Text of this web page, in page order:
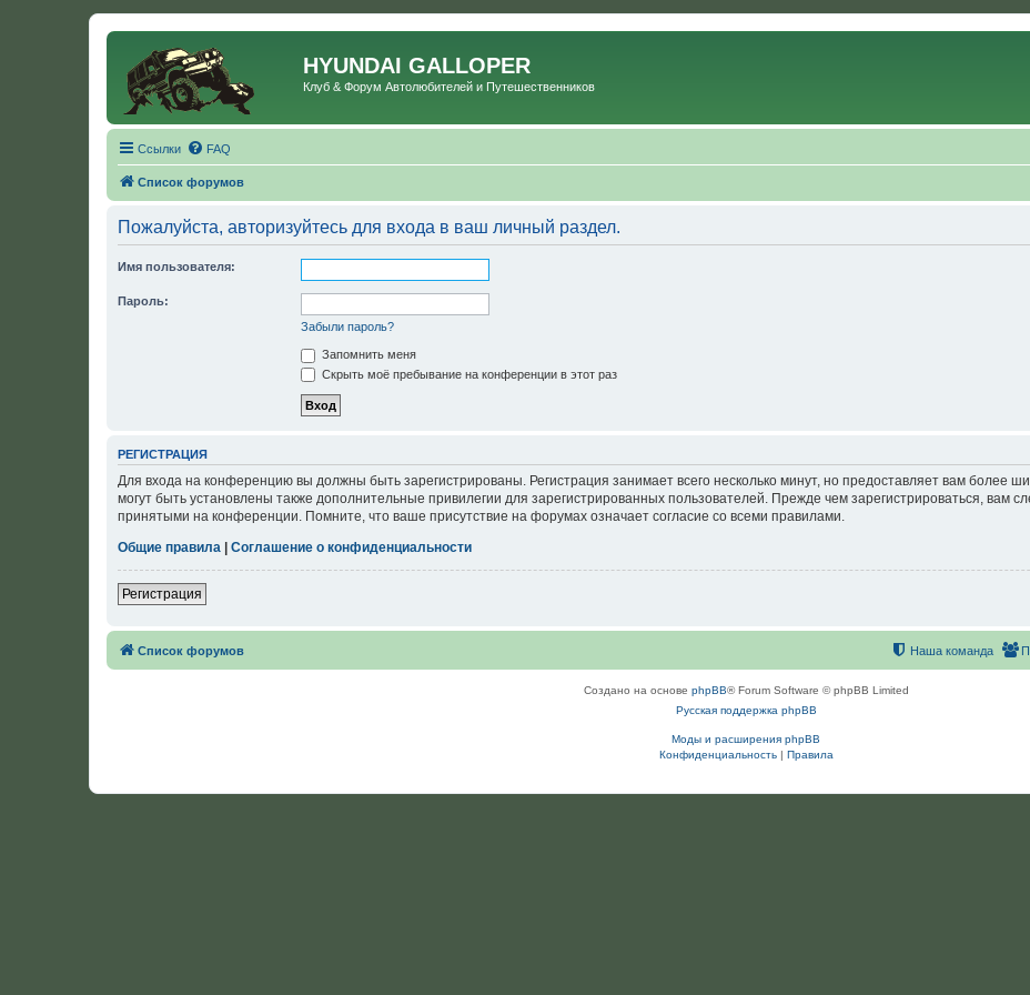
HYUNDAI GALLOPER
Клуб & Форум Автолюбителей и Путешественников
Ссылки FAQ
Список форумов
Пожалуйста, авторизуйтесь для входа в ваш личный раздел.
Имя пользователя:
Пароль:
Забыли пароль?
Запомнить меня
Скрыть моё пребывание на конференции в этот раз
РЕГИСТРАЦИЯ
Для входа на конференцию вы должны быть зарегистрированы. Регистрация занимает всего несколько минут, но предоставляет вам более
могут быть установлены также дополнительные привилегии для зарегистрированных пользователей. Прежде чем зарегистрироваться, вам
принятыми на конференции. Помните, что ваше присутствие на форумах означает согласие со всеми правилами.
Общие правила | Соглашение о конфиденциальности
Регистрация
Список форумов Наша команда
Создано на основе phpBB® Forum Software © phpBB Limited
Русская поддержка phpBB
Моды и расширения phpBB
Конфиденциальность| Правила